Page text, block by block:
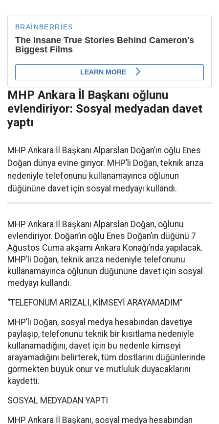
MHP Ankara İl Başkanı oğlunu
evlendiriyor: Sosyal medyadan davet
yaptı
MHP Ankara İl Başkanı Alparslan Doğan’ın oğlu Enes
Doğan dünya evine giriyor. MHP’li Doğan, teknik arıza
nedeniyle telefonunu kullanamayınca oğlunun
düğününe davet için sosyal medyayı kullandı.
MHP Ankara İl Başkanı Alparslan Doğan, oğlunu
evlendiriyor. Doğan’ın oğlu Enes Doğan’ın düğünü 7
Ağustos Cuma akşamı Ankara Konağı’nda yapılacak.
MHP’li Doğan, teknik arıza nedeniyle telefonunu
kullanamayınca oğlunun düğününe davet için sosyal
medyayı kullandı.
“TELEFONUM ARIZALI, KİMSEYİ ARAYAMADIM”
MHP’li Doğan, sosyal medya hesabından davetiye
paylaşıp, telefonunu teknik bir kısıtlama nedeniyle
kullanamadığını, davet için bu nedenle kimseyi
arayamadığını belirterek, tüm dostlarını düğünlerinde
görmekten büyük onur ve mutluluk duyacaklarını
kaydetti.
SOSYAL MEDYADAN YAPTI
MHP Ankara İl Başkanı, sosyal medya hesabından